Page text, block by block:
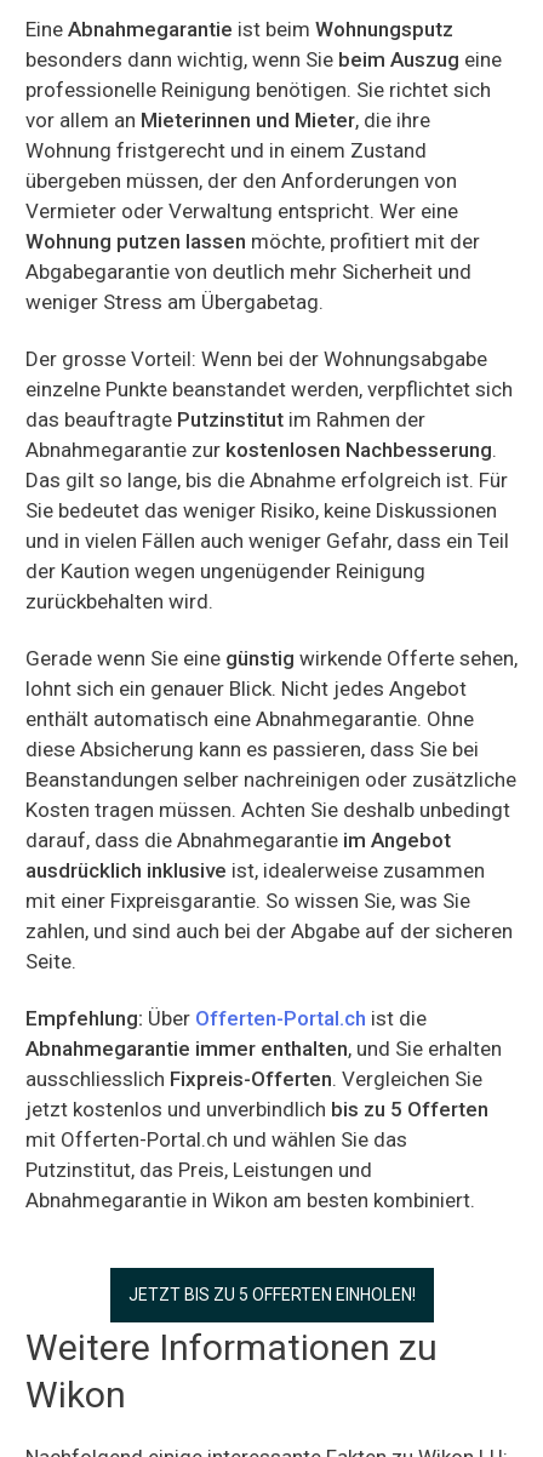
Eine Abnahmegarantie ist beim Wohnungsputz
besonders dann wichtig, wenn Sie beim Auszug eine
professionelle Reinigung benötigen. Sie richtet sich
vor allem an Mieterinnen und Mieter, die ihre
Wohnung fristgerecht und in einem Zustand
übergeben müssen, der den Anforderungen von
Vermieter oder Verwaltung entspricht. Wer eine
Wohnung putzen lassen möchte, profitiert mit der
Abgabegarantie von deutlich mehr Sicherheit und
weniger Stress am Übergabetag.
Der grosse Vorteil: Wenn bei der Wohnungsabgabe
einzelne Punkte beanstandet werden, verpflichtet sich
das beauftragte Putzinstitut im Rahmen der
Abnahmegarantie zur kostenlosen Nachbesserung.
Das gilt so lange, bis die Abnahme erfolgreich ist. Für
Sie bedeutet das weniger Risiko, keine Diskussionen
und in vielen Fällen auch weniger Gefahr, dass ein Teil
der Kaution wegen ungenügender Reinigung
zurückbehalten wird.
Gerade wenn Sie eine günstig wirkende Offerte sehen,
lohnt sich ein genauer Blick. Nicht jedes Angebot
enthält automatisch eine Abnahmegarantie. Ohne
diese Absicherung kann es passieren, dass Sie bei
Beanstandungen selber nachreinigen oder zusätzliche
Kosten tragen müssen. Achten Sie deshalb unbedingt
darauf, dass die Abnahmegarantie im Angebot
ausdrücklich inklusive ist, idealerweise zusammen
mit einer Fixpreisgarantie. So wissen Sie, was Sie
zahlen, und sind auch bei der Abgabe auf der sicheren
Seite.
Empfehlung: Über Offerten-Portal.ch ist die
Abnahmegarantie immer enthalten, und Sie erhalten
ausschliesslich Fixpreis-Offerten. Vergleichen Sie
jetzt kostenlos und unverbindlich bis zu 5 Offerten
mit Offerten-Portal.ch und wählen Sie das
Putzinstitut, das Preis, Leistungen und
Abnahmegarantie in Wikon am besten kombiniert.
JETZT BIS ZU 5 OFFERTEN EINHOLEN!
Weitere Informationen zu
Wikon